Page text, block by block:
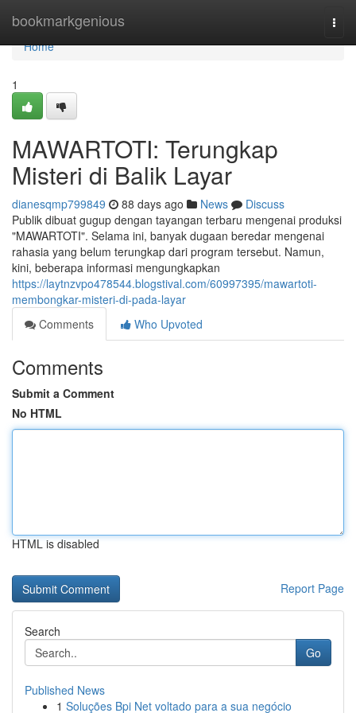
bookmarkgenious
Home
Home
1
MAWARTOTI: Terungkap
Misteri di Balik Layar
dianesqmp799849 88 days ago News
Discuss
Publik dibuat gugup dengan tayangan terbaru mengenai produksi
"MAWARTOTI". Selama ini, banyak dugaan beredar mengenai
rahasia yang belum terungkap dari program tersebut. Namun,
kini, beberapa informasi mengungkapkan
https://laytnzvpo478544.blogstival.com/60997395/mawartoti-
membongkar-misteri-di-pada-layar
Comments
Who Upvoted
Comments
Submit a Comment
No HTML
HTML is disabled
Report Page
Search
Go
Published News
1 Soluções Bpi Net voltado para a sua negócio